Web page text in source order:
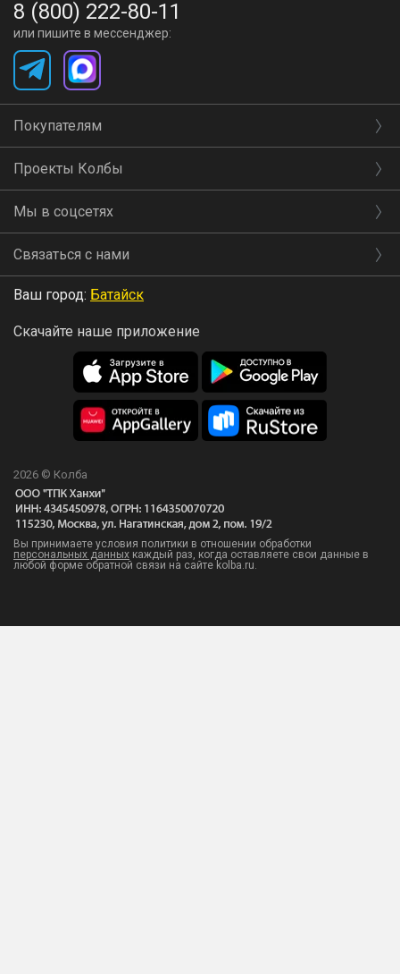
8 (800) 222-80-11
или пишите в мессенджер:
Покупателям
Проекты Колбы
Мы в соцсетях
Связаться с нами
Ваш город: Батайск
Скачайте наше приложение
2026 © Колба
Вы принимаете условия политики в отношении обработки
персональных данных каждый раз, когда оставляете свои данные в
любой форме обратной связи на сайте kolba.ru.